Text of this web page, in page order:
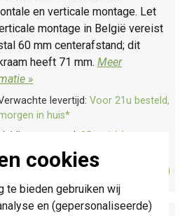
cookies
te bieden gebruiken wij
en (gepersonaliseerde)
en verticale montage. Let
montage in België vereist
60 mm centerafstand; dit
heeft 71 mm. Meer
»
levertijd: Voor 21u besteld,
in huis*
voorraad: 25 stuk(s)
+
-